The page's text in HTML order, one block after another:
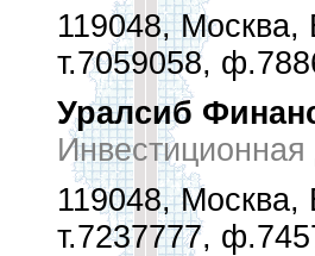
119048,
т.7059058,
Уралсиб
Инвестиционная
119048,
т.7237777,